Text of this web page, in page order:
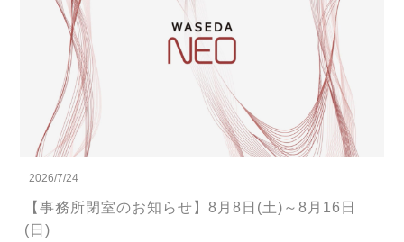
2026/7/24
【事務所閉室のお知らせ】8月8日(土)～8月16日
(日)